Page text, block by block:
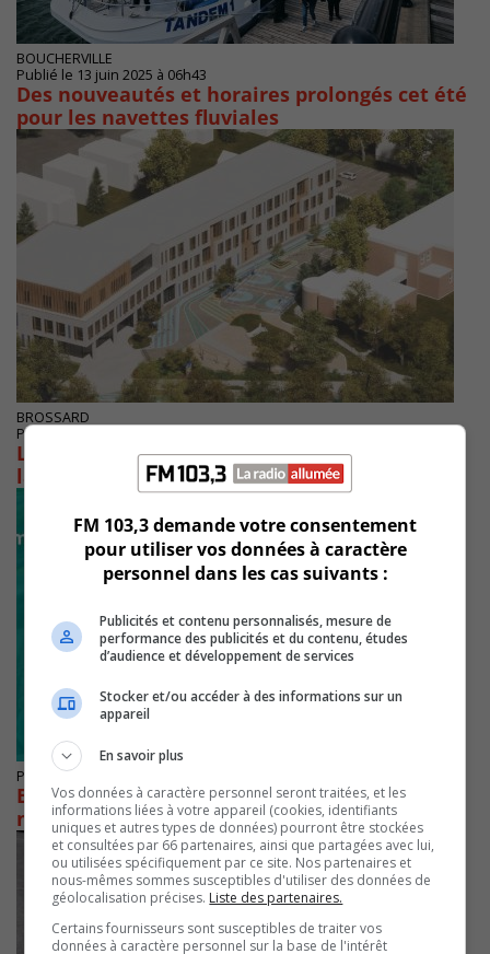
BOUCHERVILLE
Publié le 13 juin 2025 à 06h43
Des nouveautés et horaires prolongés cet été
pour les navettes fluviales
BROSSARD
Publié le 9 juin 2025 à 09h23
Longueuil maintient la demande active pour
la nouvelle école Notre-Dame
Publié le 22 avril 2025 à 14h47
Beloeil demande l’avis de ses citoyens sur la
mobilité durable
FM 103,3 demande votre consentement
pour utiliser vos données à caractère
personnel dans les cas suivants :
Publicités et contenu personnalisés, mesure de
performance des publicités et du contenu, études
d’audience et développement de services
Stocker et/ou accéder à des informations sur un
appareil
En savoir plus
Vos données à caractère personnel seront traitées, et les
informations liées à votre appareil (cookies, identifiants
uniques et autres types de données) pourront être stockées
et consultées par 66 partenaires, ainsi que partagées avec lui,
ou utilisées spécifiquement par ce site. Nos partenaires et
nous-mêmes sommes susceptibles d'utiliser des données de
géolocalisation précises. Liste des partenaires.
Certains fournisseurs sont susceptibles de traiter vos
données à caractère personnel sur la base de l'intérêt